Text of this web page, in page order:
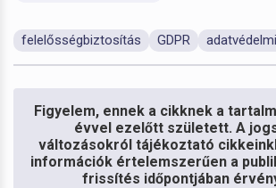
felelősségbiztosítás GDPR
Figyelem, ennek a cikknek a
évvel ezelőtt született. A
változásokról tájékoztató
információk értelemszerűen a
frissítés időpontjában